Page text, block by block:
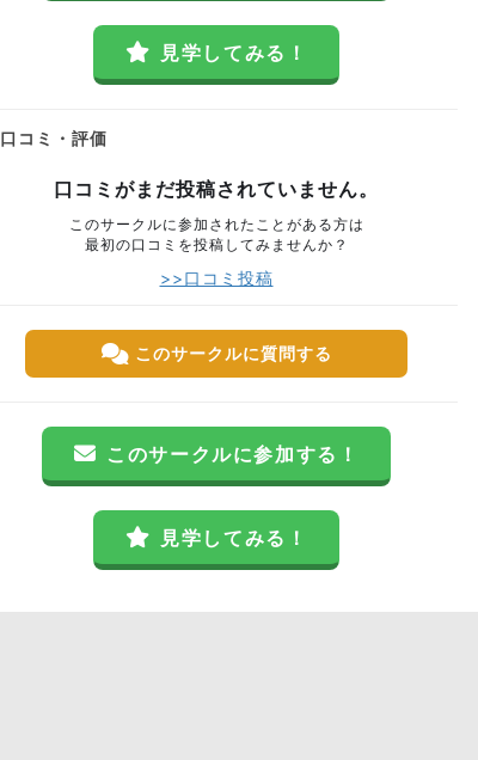
見学してみる！
口コミ・評価
口コミがまだ投稿されていません。
このサークルに参加されたことがある方は
最初の口コミを投稿してみませんか？
>>口コミ投稿
このサークルに質問する
このサークルに参加する！
見学してみる！